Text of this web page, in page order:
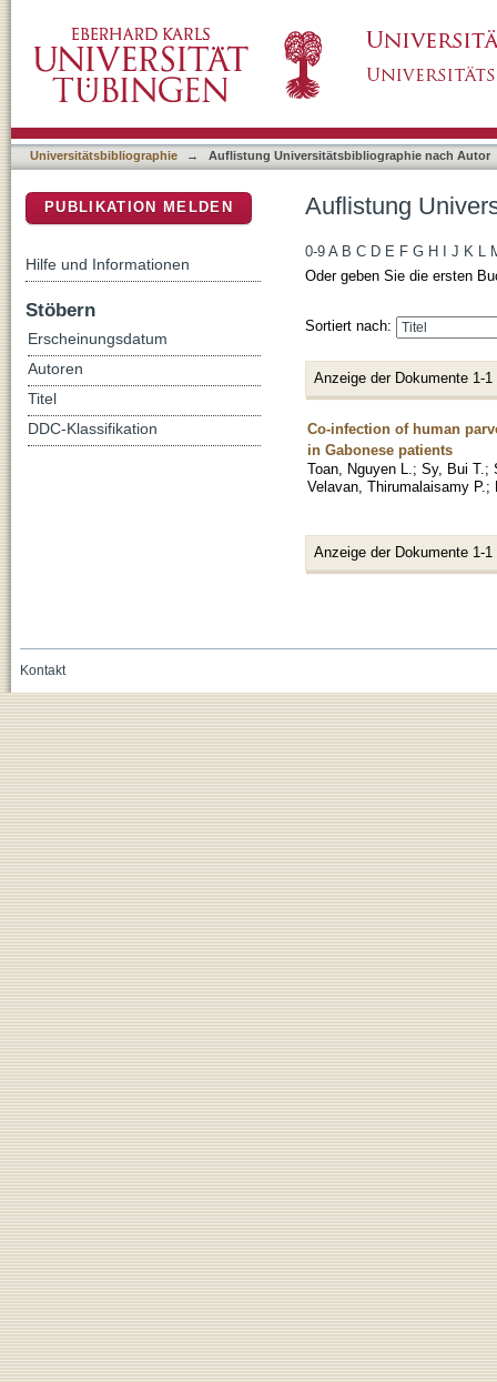
Universitätsbibliographie → Auflistung Universitätsbibliographie nach Autor
Auflistung
0-9 A B C D E F G H J K L
Oder geben Sie die ersten
Sortiert nach:
Anzeige der Dokumente 1-1
Co-infection of human
in Gabonese patients
Toan, Nguyen L. ; Sy, Bui T. ;
Velavan, Thirumalaisamy P. ;
Anzeige der Dokumente 1-1
PUBLIKATION MELDEN
Hilfe und Informationen
Stöbern
Erscheinungsdatum
Autoren
Titel
DDC-Klassifikation
Kontakt